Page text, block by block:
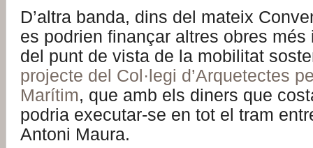
D’altra banda, dins del mateix
es podrien finançar altres obres
del punt de vista de la mobilitat
projecte del Col·legi d’Arquetectes
Marítim, que amb els diners que
podria executar-se en tot el tram
Antoni Maura.